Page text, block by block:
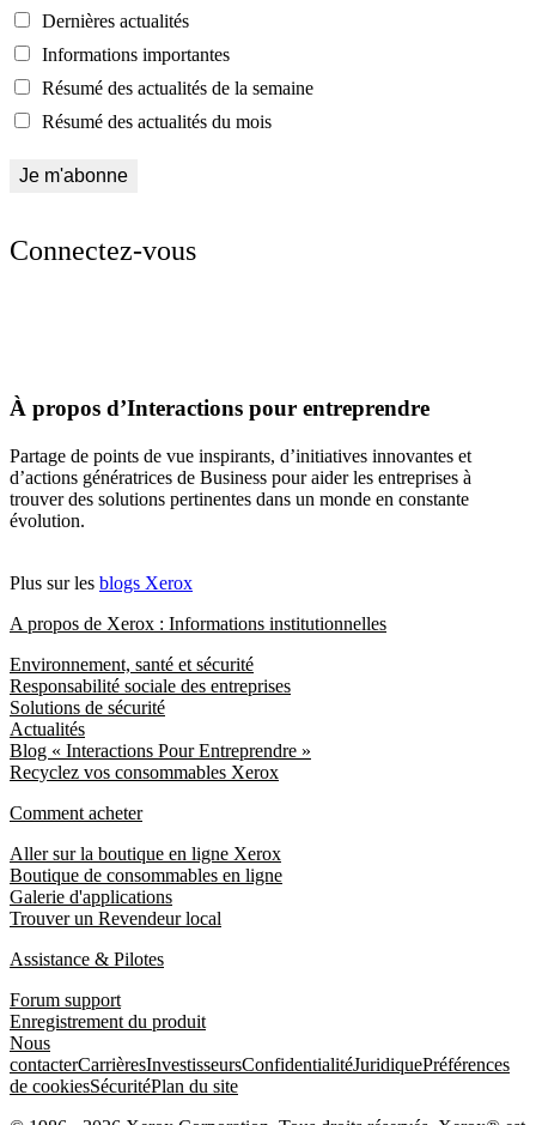
Dernières actualités
Informations importantes
Résumé des actualités de la semaine
Résumé des actualités du mois
Connectez-vous
À propos d’Interactions pour entreprendre
Partage de points de vue inspirants, d’initiatives innovantes et
d’actions génératrices de Business pour aider les entreprises à
trouver des solutions pertinentes dans un monde en constante
évolution.
Plus sur les blogs Xerox
A propos de Xerox : Informations institutionnelles
Environnement, santé et sécurité
Responsabilité sociale des entreprises
Solutions de sécurité
Actualités
Blog « Interactions Pour Entreprendre »
Recyclez vos consommables Xerox
Comment acheter
Aller sur la boutique en ligne Xerox
Boutique de consommables en ligne
Galerie d'applications
Trouver un Revendeur local
Assistance & Pilotes
Forum support
Enregistrement du produit
Nous
contacterCarrièresInvestisseursConfidentialitéJuridiquePréférences
de cookiesSécuritéPlan du site